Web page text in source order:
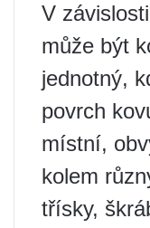
V
může být
jednotný,
povrch
místní,
kolem
třísky,